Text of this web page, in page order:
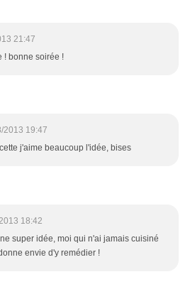
21:47
! bonne soirée !
2013 19:47
j'aime beaucoup l'idée, bises
18:42
super idée, moi qui n'ai jamais cuisiné
envie d'y remédier !